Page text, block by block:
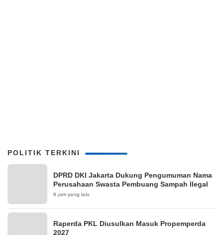
POLITIK TERKINI
DPRD DKI Jakarta Dukung Pengumuman Nama
Perusahaan Swasta Pembuang Sampah Ilegal
8 jam yang lalu
Raperda PKL Diusulkan Masuk Propemperda
2027